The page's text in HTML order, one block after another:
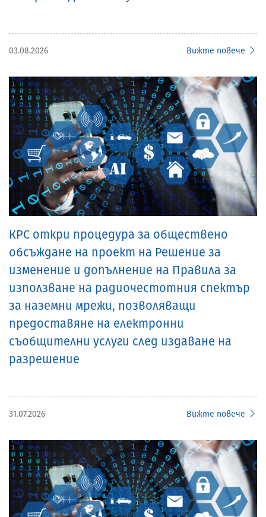
03.08.2026 Вижте повече
КРС откри процедура за обществено
обсъждане на проект на Решение за
изменение и допълнение на Правила за
използване на радиочестотния спектър
за наземни мрежи, позволяващи
предоставяне на електронни
съобщителни услуги след издаване на
разрешение
31.07.2026 Вижте повече